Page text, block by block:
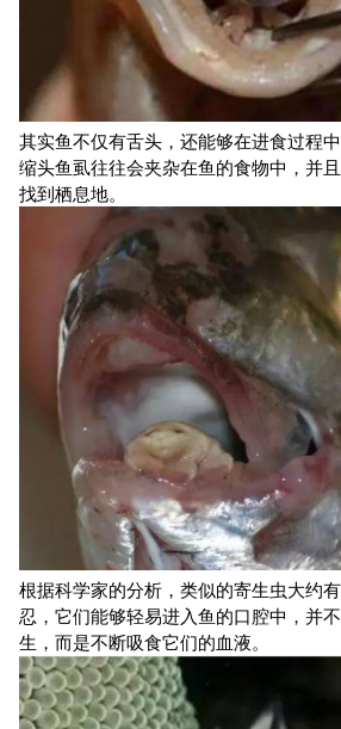
其实鱼不仅有舌头，还能够在进食过程
缩头鱼虱往往会夹杂在鱼的食物中，并
找到栖息地。
根据科学家的分析，类似的寄生虫大约
忍，它们能够轻易进入鱼的口腔中，并
生，而是不断吸食它们的血液。